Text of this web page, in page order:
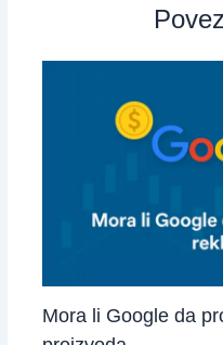
Mora li Google da